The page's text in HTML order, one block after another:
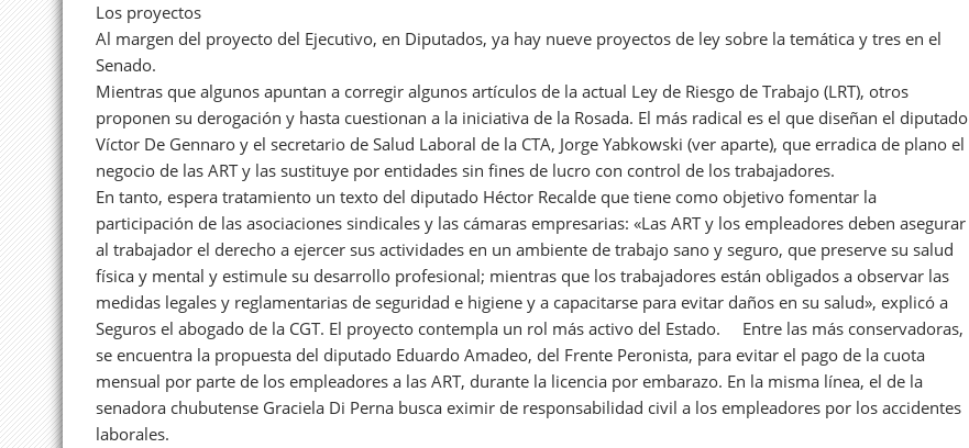
Los proyectos
Al margen del proyecto del Ejecutivo, en Diputados, ya hay nueve proyectos de ley sobre la temática y tres en el
Senado.
Mientras que algunos apuntan a corregir algunos artículos de la actual Ley de Riesgo de Trabajo (LRT), otros
proponen su derogación y hasta cuestionan a la iniciativa de la Rosada. El más radical es el que diseñan el diputado
Víctor De Gennaro y el secretario de Salud Laboral de la CTA, Jorge Yabkowski (ver aparte), que erradica de plano el
negocio de las ART y las sustituye por entidades sin fines de lucro con control de los trabajadores.
En tanto, espera tratamiento un texto del diputado Héctor Recalde que tiene como objetivo fomentar la
participación de las asociaciones sindicales y las cámaras empresarias: «Las ART y los empleadores deben asegurar
al trabajador el derecho a ejercer sus actividades en un ambiente de trabajo sano y seguro, que preserve su salud
física y mental y estimule su desarrollo profesional; mientras que los trabajadores están obligados a observar las
medidas legales y reglamentarias de seguridad e higiene y a capacitarse para evitar daños en su salud», explicó a
Seguros el abogado de la CGT. El proyecto contempla un rol más activo del Estado. Entre las más conservadoras,
se encuentra la propuesta del diputado Eduardo Amadeo, del Frente Peronista, para evitar el pago de la cuota
mensual por parte de los empleadores a las ART, durante la licencia por embarazo. En la misma línea, el de la
senadora chubutense Graciela Di Perna busca eximir de responsabilidad civil a los empleadores por los accidentes
laborales.